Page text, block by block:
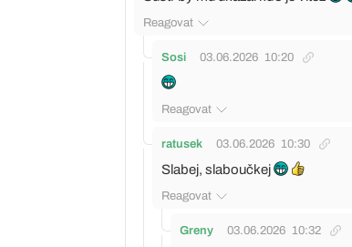
Reagovat
Sosi 03.06.2026 10:20
Reagovat
ratusek 03.06.2026 10:30
Slabej, slaboučkej
Reagovat
Greny 03.06.2026 10:32